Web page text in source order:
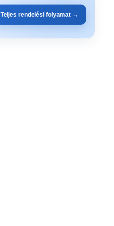
Teljes rendelési folyamat →